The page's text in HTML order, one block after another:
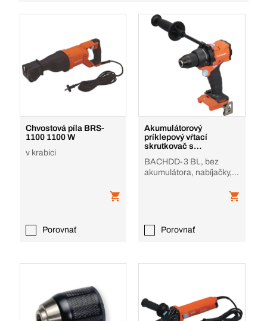
Chvostová píla BRS-
1100 1100 W
v krabici
Porovnať
Akumulátorový
príklepový vŕtací
skrutkovač s
18 V
BACHDD-3 BL, bez
akumulátora, nabíjačky, v
Porovnať